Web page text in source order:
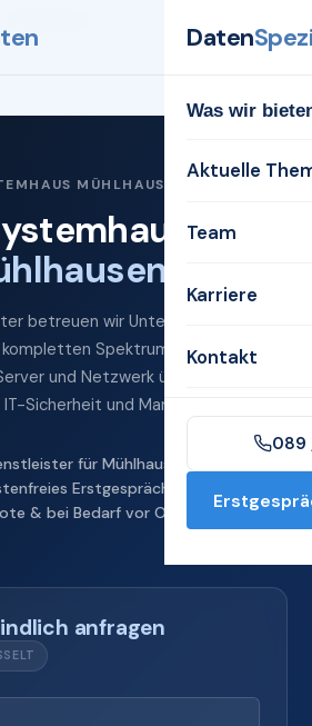
Daten
Was wir
Aktuelle
Team
Karriere
Kontakt
089
MÜHLHAUSEN
für
betreuen wir Unternehmen in
Spektrum professioneller
und Netzwerk über Cloud und
Sicherheit und Managed Services.
für Mühlhausen
Erstgespräch
& bei Bedarf vor Ort
anfragen